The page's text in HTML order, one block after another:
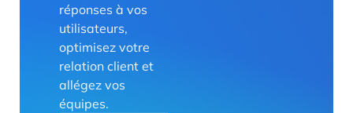
réponses à vos
utilisateurs,
optimisez votre
relation client et
allégez vos
équipes.